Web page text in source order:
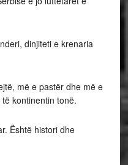
dinjiteti e krenaria
më e pastër dhe më e
kontinentin tonë.
Është histori dhe